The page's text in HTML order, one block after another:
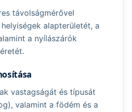
távolságmérővel
alapterületét, a
a nyílászárók
vastagságát és típusát
valamint a födém és a